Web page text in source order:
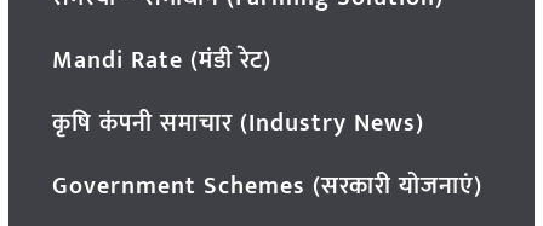
Mandi Rate (मंडी रेट)
कृषि कंपनी समाचार (Industry News)
Government Schemes (सरकारी योजनाएं)